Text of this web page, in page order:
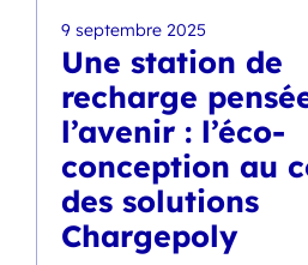
9 septembre 2025
Une station de
recharge
l’avenir : l’éco-
conception au
des solutions
Chargepoly